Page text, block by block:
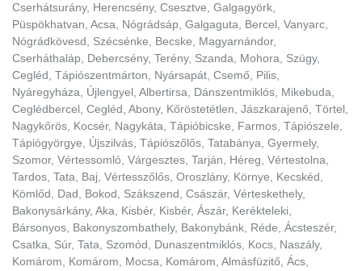
Cserhátsurány, Herencsény, Csesztve, Galgagyörk,
Püspökhatvan, Acsa, Nógrádsáp, Galgaguta, Bercel, Vanyarc,
Nógrádkövesd, Szécsénke, Becske, Magyarnándor,
Cserháthaláp, Debercsény, Terény, Szanda, Mohora, Szügy,
Cegléd, Tápiószentmárton, Nyársapát, Csemő, Pilis,
Nyáregyháza, Újlengyel, Albertirsa, Dánszentmiklós, Mikebuda,
Ceglédbercel, Cegléd, Abony, Kőröstetétlen, Jászkarajenő, Törtel,
Nagykőrös, Kocsér, Nagykáta, Tápióbicske, Farmos, Tápiószele,
Tápiógyörgye, Újszilvás, Tápiószőlős, Tatabánya, Gyermely,
Szomor, Vértessomló, Várgesztes, Tarján, Héreg, Vértestolna,
Tardos, Tata, Baj, Vértesszőlős, Oroszlány, Környe, Kecskéd,
Kömlőd, Dad, Bokod, Szákszend, Császár, Vérteskethely,
Bakonysárkány, Aka, Kisbér, Kisbér, Ászár, Kerékteleki,
Bársonyos, Bakonyszombathely, Bakonybánk, Réde, Ácsteszér,
Csatka, Súr, Tata, Szomód, Dunaszentmiklós, Kocs, Naszály,
Komárom, Komárom, Mocsa, Komárom, Almásfüzitő, Ács,